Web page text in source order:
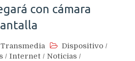
con cámara
Transmedia Dispositivo /
/ Internet / Noticias /